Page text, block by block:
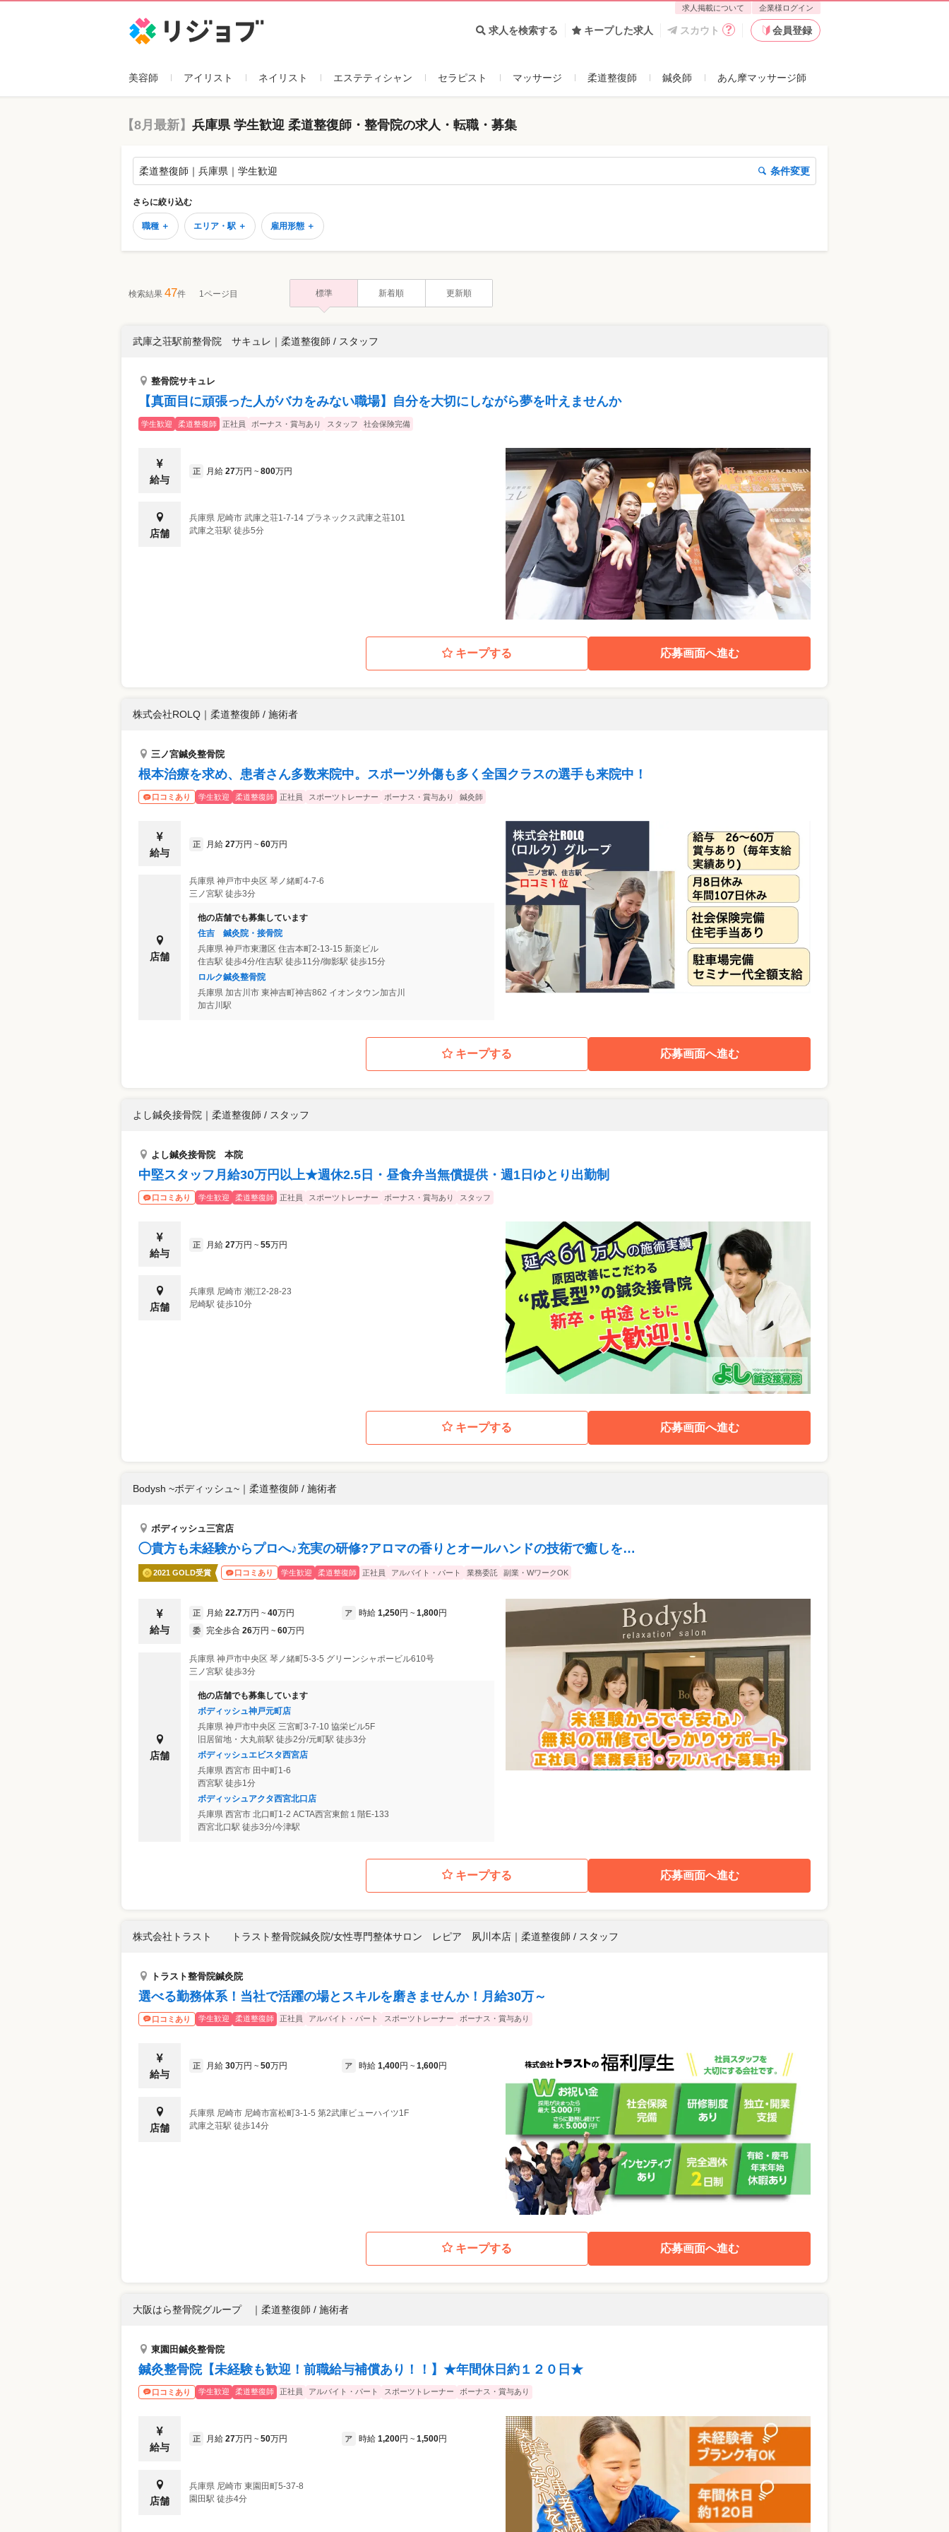
求人掲載について 企業様ログイン
求人を検索する キープした求人 スカウト 会員登録
美容師 アイリスト ネイリスト エステティシャン セラピスト マッサージ 柔道整復師 鍼灸師 あん摩マッサージ師
【8月最新】 兵庫県 学生歓迎 柔道整復師・整骨院の求人・転職・募集
柔道整復師｜兵庫県｜学生歓迎 条件変更
さらに絞り込む
職種 ＋ エリア・駅 ＋ 雇用形態 ＋
検索結果 47件 1ページ目 標準 新着順 更新順
武庫之荘駅前整骨院 サキュレ ｜ 柔道整復師 / スタッフ
整骨院サキュレ
【真面目に頑張った人がバカをみない職場】自分を大切にしながら夢を叶えませんか
学生歓迎 柔道整復師 正社員 ボーナス・賞与あり スタッフ 社会保険完備
給与
正 月給 27万円 ~ 800万円
店舗
兵庫県 尼崎市 武庫之荘1-7-14 プラネックス武庫之荘101
武庫之荘駅 徒歩5分
キープする 応募画面へ進む
株式会社ROLQ ｜ 柔道整復師 / 施術者
三ノ宮鍼灸整骨院
根本治療を求め、患者さん多数来院中。スポーツ外傷も多く全国クラスの選手も来院中！
口コミあり 学生歓迎 柔道整復師 正社員 スポーツトレーナー ボーナス・賞与あり 鍼灸師
給与
正 月給 27万円 ~ 60万円
店舗
兵庫県 神戸市中央区 琴ノ緒町4-7-6
三ノ宮駅 徒歩3分
他の店舗でも募集しています
住吉 鍼灸院・接骨院
兵庫県 神戸市東灘区 住吉本町2-13-15 新楽ビル
住吉駅 徒歩4分/住吉駅 徒歩11分/御影駅 徒歩15分
ロルク鍼灸整骨院
兵庫県 加古川市 東神吉町神吉862 イオンタウン加古川
加古川駅
キープする 応募画面へ進む
よし鍼灸接骨院 ｜ 柔道整復師 / スタッフ
よし鍼灸接骨院 本院
中堅スタッフ月給30万円以上★週休2.5日・昼食弁当無償提供・週1日ゆとり出勤制
口コミあり 学生歓迎 柔道整復師 正社員 スポーツトレーナー ボーナス・賞与あり スタッフ
給与
正 月給 27万円 ~ 55万円
店舗
兵庫県 尼崎市 潮江2-28-23
尼崎駅 徒歩10分
キープする 応募画面へ進む
Bodysh ~ボディッシュ~ ｜ 柔道整復師 / 施術者
ボディッシュ三宮店
◯貴方も未経験からプロへ♪充実の研修?アロマの香りとオールハンドの技術で癒しを…
2021 GOLD受賞 口コミあり 学生歓迎 柔道整復師 正社員 アルバイト・パート 業務委託 副業・WワークOK
給与
正 月給 22.7万円 ~ 40万円 ア 時給 1,250円 ~ 1,800円
委 完全歩合 26万円 ~ 60万円
店舗
兵庫県 神戸市中央区 琴ノ緒町5-3-5 グリーンシャポービル610号
三ノ宮駅 徒歩3分
他の店舗でも募集しています
ボディッシュ神戸元町店
兵庫県 神戸市中央区 三宮町3-7-10 協栄ビル5F
旧居留地・大丸前駅 徒歩2分/元町駅 徒歩3分
ボディッシュエビスタ西宮店
兵庫県 西宮市 田中町1-6
西宮駅 徒歩1分
ボディッシュアクタ西宮北口店
兵庫県 西宮市 北口町1-2 ACTA西宮東館１階E-133
西宮北口駅 徒歩3分/今津駅
キープする 応募画面へ進む
株式会社トラスト トラスト整骨院鍼灸院/女性専門整体サロン レピア 夙川本店 ｜ 柔道整復師 / スタッフ
トラスト整骨院鍼灸院
選べる勤務体系！当社で活躍の場とスキルを磨きませんか！月給30万～
口コミあり 学生歓迎 柔道整復師 正社員 アルバイト・パート スポーツトレーナー ボーナス・賞与あり
給与
正 月給 30万円 ~ 50万円 ア 時給 1,400円 ~ 1,600円
店舗
兵庫県 尼崎市 尼崎市富松町3-1-5 第2武庫ビューハイツ1F
武庫之荘駅 徒歩14分
キープする 応募画面へ進む
大阪はら整骨院グループ ｜ 柔道整復師 / 施術者
東園田鍼灸整骨院
鍼灸整骨院【未経験も歓迎！前職給与補償あり！！】★年間休日約１２０日★
口コミあり 学生歓迎 柔道整復師 正社員 アルバイト・パート スポーツトレーナー ボーナス・賞与あり
給与
正 月給 27万円 ~ 50万円 ア 時給 1,200円 ~ 1,500円
店舗
兵庫県 尼崎市 東園田町5-37-8
園田駅 徒歩4分